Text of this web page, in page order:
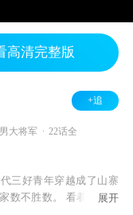
高清完整版
+追
大将军 22话全
三好青年穿越成了山寨
数不胜数。 看着外面怒
展开